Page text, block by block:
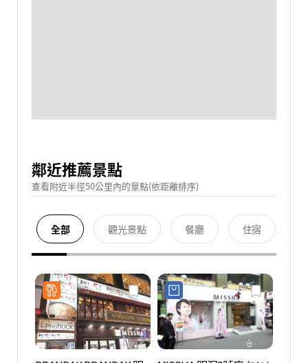
鄰近推薦景點
查看附近半徑50公里內的景點(依距離排序)
全部 觀光景點 餐廳 住宿